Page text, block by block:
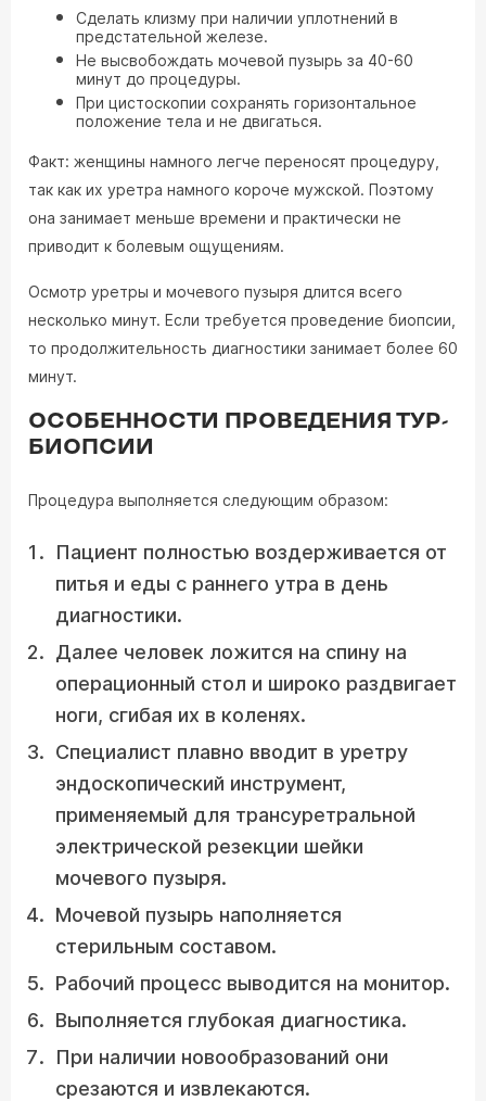
Сделать клизму при наличии уплотнений в
предстательной железе.
Не высвобождать мочевой пузырь за 40-60
минут до процедуры.
При цистоскопии сохранять горизонтальное
положение тела и не двигаться.
Факт: женщины намного легче переносят процедуру,
так как их уретра намного короче мужской. Поэтому
она занимает меньше времени и практически не
приводит к болевым ощущениям.
Осмотр уретры и мочевого пузыря длится всего
несколько минут. Если требуется проведение биопсии,
то продолжительность диагностики занимает более 60
минут.
ОСОБЕННОСТИ ПРОВЕДЕНИЯ ТУР-
БИОПСИИ
Процедура выполняется следующим образом:
Пациент полностью воздерживается от
питья и еды с раннего утра в день
диагностики.
Далее человек ложится на спину на
операционный стол и широко раздвигает
ноги, сгибая их в коленях.
Специалист плавно вводит в уретру
эндоскопический инструмент,
применяемый для трансуретральной
электрической резекции шейки
мочевого пузыря.
Мочевой пузырь наполняется
стерильным составом.
Рабочий процесс выводится на монитор.
Выполняется глубокая диагностика.
При наличии новообразований они
срезаются и извлекаются.